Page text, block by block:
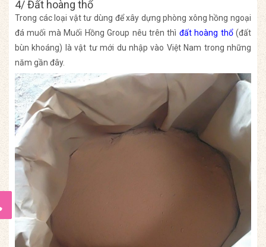
4/ Đất hoàng thổ
Trong các loại vật tư dùng để xây dựng phòng xông hồng ngoại
đá muối mà Muối Hồng Group nêu trên thì đất hoàng thổ(đất
bùn khoáng) là vật tư mới du nhập vào Việt Nam trong những
năm gần đây.